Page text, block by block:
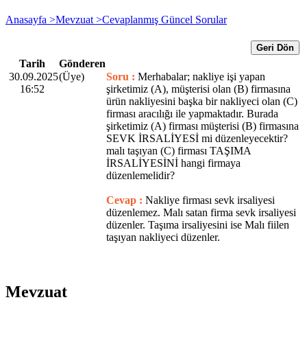
Anasayfa >Mevzuat >Cevaplanmış Güncel Sorular
Geri Dön
Tarih
Gönderen
30.09.2025
16:52
(Üye) Soru : Merhabalar; nakliye işi yapan
şirketimiz (A), müşterisi olan (B) firmasına
ürün nakliyesini başka bir nakliyeci olan (C)
firması aracılığı ile yapmaktadır. Burada
şirketimiz (A) firması müşterisi (B) firmasına
SEVK İRSALİYESİ mi düzenleyecektir?
malı taşıyan (C) firması TAŞIMA
İRSALİYESİNİ hangi firmaya
düzenlemelidir?
Cevap : Nakliye firması sevk irsaliyesi
düzenlemez. Malı satan firma sevk irsaliyesi
düzenler. Taşıma irsaliyesini ise Malı fiilen
taşıyan nakliyeci düzenler.
Mevzuat